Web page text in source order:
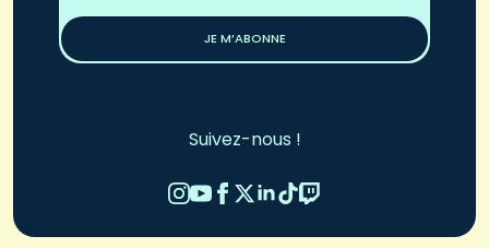
JE M’ABONNE
Suivez-nous !